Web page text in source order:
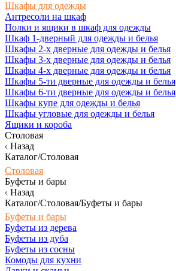
Шкафы для одежды
Антресоли на шкаф
Полки и ящики в шкаф для одежды
Шкаф 1-дверный для одежды и белья
Шкафы 2-х дверные для одежды и белья
Шкафы 3-х дверные для одежды и белья
Шкафы 4-х дверные для одежды и белья
Шкафы 5-ти дверные для одежды и белья
Шкафы 6-ти дверные для одежды и белья
Шкафы купе для одежды и белья
Шкафы угловые для одежды и белья
Ящики и короба
Столовая
Назад
Каталог/Столовая
Столовая
Буфеты и бары
Назад
Каталог/Столовая/Буфеты и бары
Буфеты и бары
Буфеты из дерева
Буфеты из дуба
Буфеты из сосны
Комоды для кухни